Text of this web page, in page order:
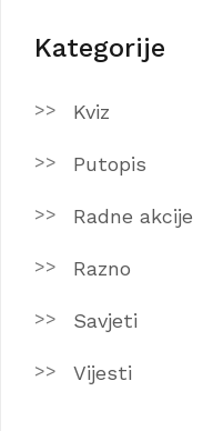
Kategorije
Kviz
Putopis
Radne akcije
Razno
Savjeti
Vijesti